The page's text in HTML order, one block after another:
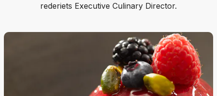
rederiets Executive Culinary Director.